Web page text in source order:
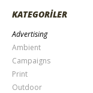
KATEGORİLER
Advertising
Ambient
Campaigns
Print
Outdoor